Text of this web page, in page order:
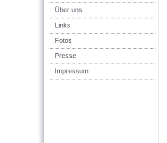
Über uns
Links
Fotos
Presse
Impressum